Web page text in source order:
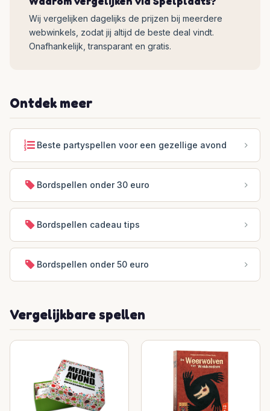
Wij vergelijken dagelijks de prijzen bij meerdere
webwinkels, zodat jij altijd de beste deal vindt.
Onafhankelijk, transparant en gratis.
Ontdek meer
Beste partyspellen voor een gezellige avond
Bordspellen onder 30 euro
Bordspellen cadeau tips
Bordspellen onder 50 euro
Vergelijkbare spellen